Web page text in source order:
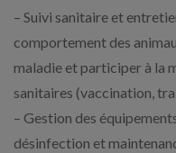
– Suivi sanitaire et
comportement des
maladie et participer à la
sanitaires (vaccination,
– Gestion des
désinfection et